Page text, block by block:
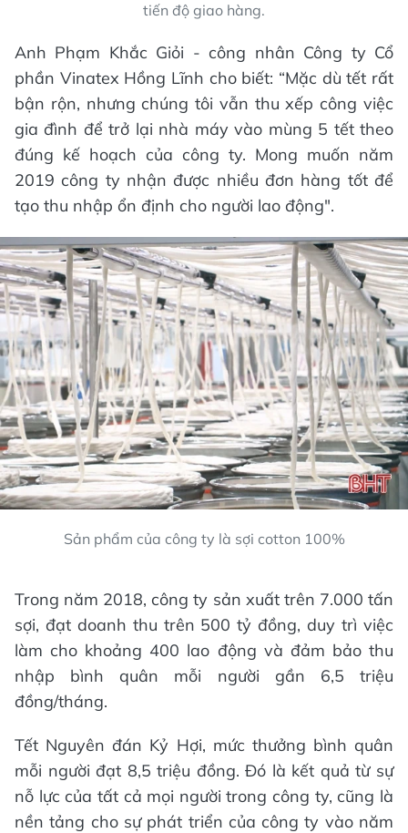
tiến độ giao hàng.
Anh Phạm Khắc Giỏi - công nhân Công ty Cổ
phần Vinatex Hồng Lĩnh cho biết: “Mặc dù tết rất
bận rộn, nhưng chúng tôi vẫn thu xếp công việc
gia đình để trở lại nhà máy vào mùng 5 tết theo
đúng kế hoạch của công ty. Mong muốn năm
2019 công ty nhận được nhiều đơn hàng tốt để
tạo thu nhập ổn định cho người lao động".
Sản phẩm của công ty là sợi cotton 100%
Trong năm 2018, công ty sản xuất trên 7.000 tấn
sợi, đạt doanh thu trên 500 tỷ đồng, duy trì việc
làm cho khoảng 400 lao động và đảm bảo thu
nhập bình quân mỗi người gần 6,5 triệu
đồng/tháng.
Tết Nguyên đán Kỷ Hợi, mức thưởng bình quân
mỗi người đạt 8,5 triệu đồng. Đó là kết quả từ sự
nỗ lực của tất cả mọi người trong công ty, cũng là
nền tảng cho sự phát triển của công ty vào năm